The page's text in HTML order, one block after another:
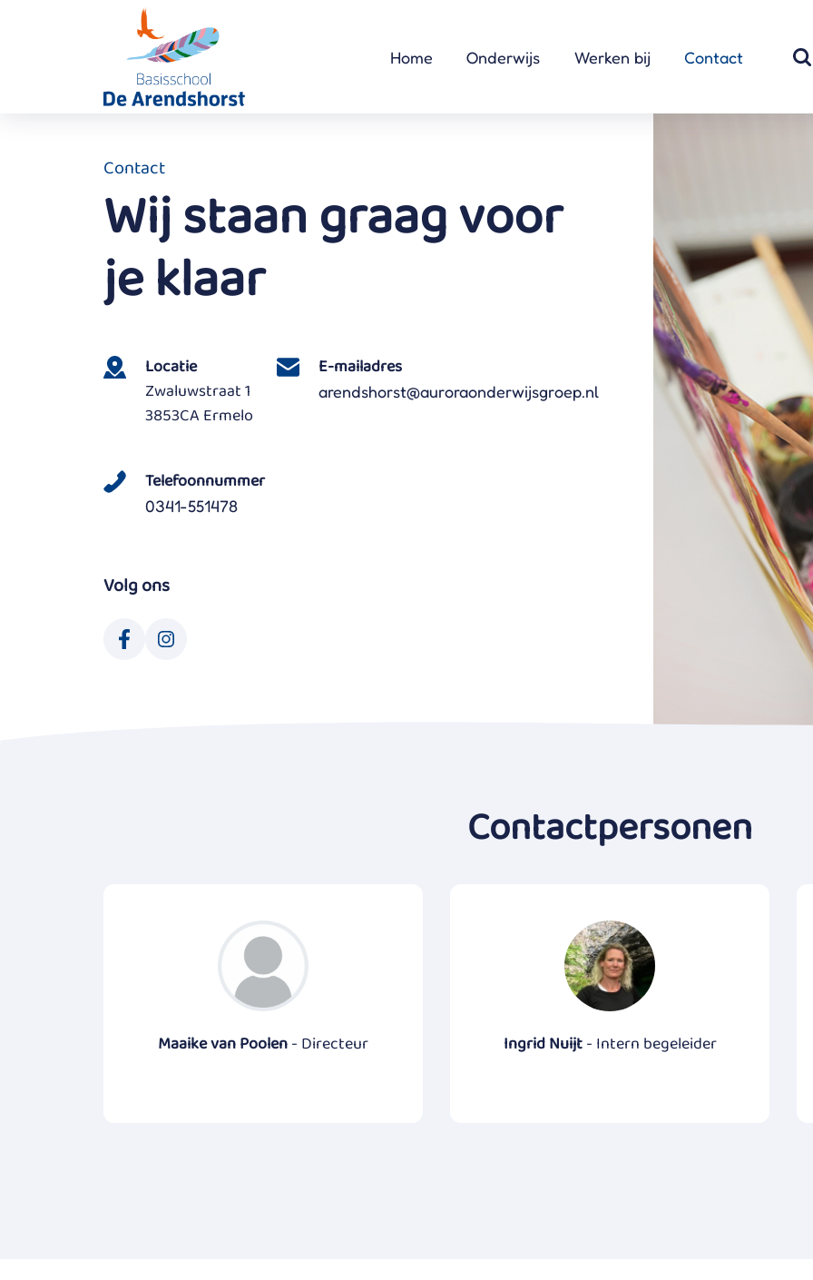
Home Onderwijs Werken bij Contact
Contact
Wij staan graag voor
je klaar
Locatie
Zwaluwstraat 1
3853CA Ermelo
E-mailadres
arendshorst@auroraonderwijsgroep.nl
Telefoonnummer
0341-551478
Volg ons
Contactpersonen
Maaike van Poolen- Directeur Ingrid Nuijt- Intern begeleider